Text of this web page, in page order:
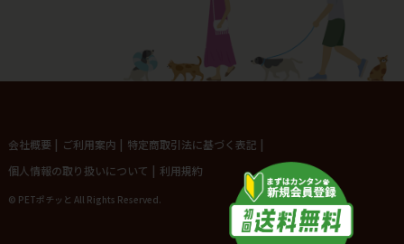
会社概要 | ご利用案内 | 特定商取引法に基づく表記 |
個人情報の取り扱いについて | 利用規約
© PETポチッと All Rights Reserved.